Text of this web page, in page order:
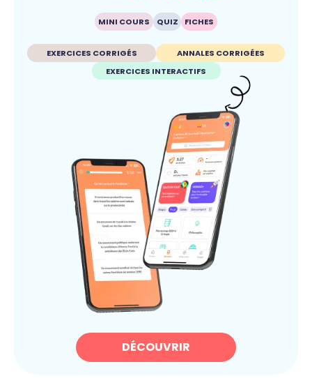
MINI COURS QUIZ FICHES
EXERCICES CORRIGÉS
ANNALES CORRIGÉES
EXERCICES INTERACTIFS
DÉCOUVRIR